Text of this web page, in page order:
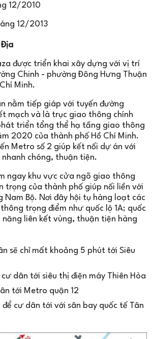
12/2010
12/2013
Địa
được triển khai xây dựng với vị trí
Chinh - phường Đông Hưng Thuận
Minh.
nằm tiếp giáp với tuyến đường
mạch và là trục giao thông chính
triển tổng thể hạ tầng giao thông
2020 của thành phố Hồ Chí Minh.
Metro số 2 giúp kết nối dự án với
nhanh chóng, thuận tiện.
ngay khu vực cửa ngõ giao thông
trọng của thành phố giúp nối liền với
Nam Bộ. Nơi đây hội tụ hàng loạt các
trọng điểm như quốc lộ 1A; quốc
năng liên kết vùng, thuận tiện hàng
sẽ chỉ mất khoảng 5 phút tới Siêu
cư dân tới siêu thị điện máy Thiên Hòa
tới Metro quận 12
để cư dân tới với sân bay quốc tế Tân